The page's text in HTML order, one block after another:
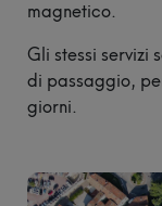
magnetico.
Gli stessi servizi
di passaggio,
giorni.